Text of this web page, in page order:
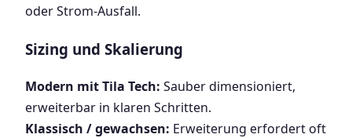
oder Strom-Ausfall.
Sizing und Skalierung
Modern mit Tila Tech: Sauber dimensioniert,
erweiterbar in klaren Schritten.
Klassisch / gewachsen: Erweiterung erfordert oft